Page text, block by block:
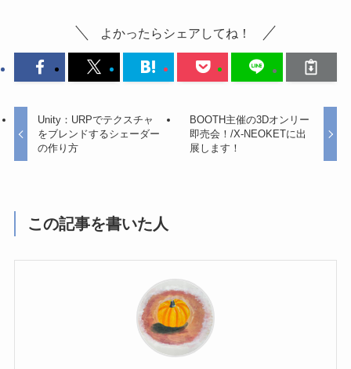
よかったらシェアしてね！
Unity：URPでテクスチャ
をブレンドするシェーダー
の作り方
BOOTH主催の3Dオンリー
即売会！/X-NEOKETに出
展します！
この記事を書いた人